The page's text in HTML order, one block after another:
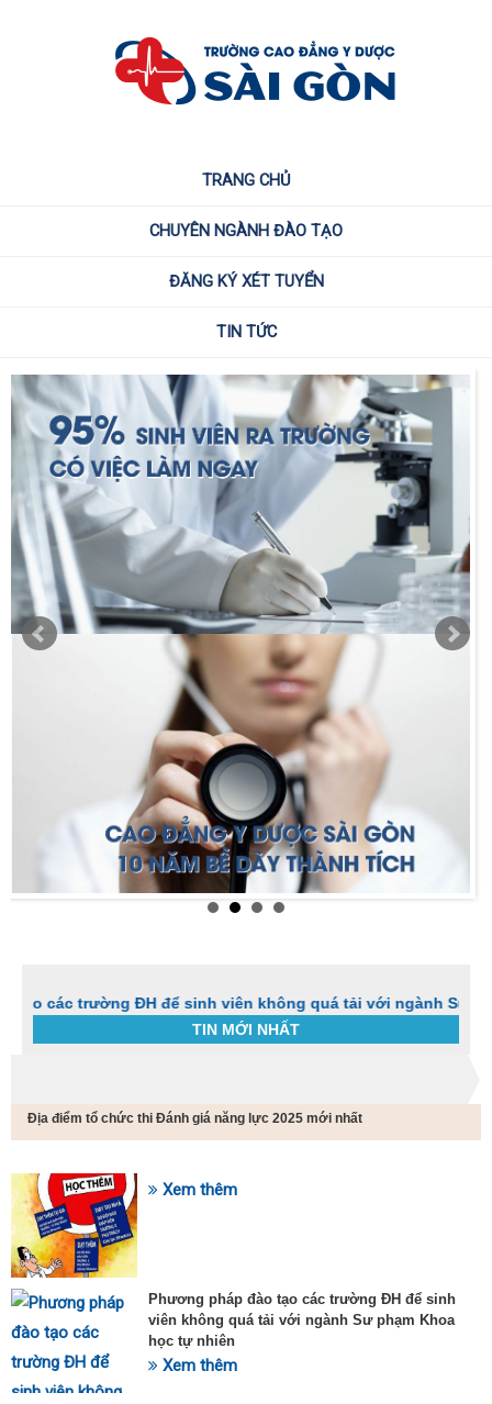
TRANG CHỦ
CHUYÊN NGÀNH ĐÀO TẠO
ĐĂNG KÝ XÉT TUYỂN
TIN TỨC
ĐH để sinh viên không quá tải với ngành Sư phạm Khoa
TIN MỚI NHẤT
Địa điểm tổ chức thi Đánh giá năng lực 2025 mới nhất
SỰ KIỆN HOT Xem thêm
Phương pháp đào tạo các trường ĐH để sinh
viên không quá tải với ngành Sư phạm Khoa
học tự nhiên
Xem thêm